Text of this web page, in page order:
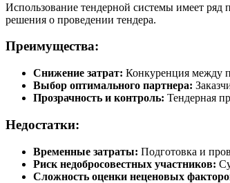
Использование тендерной системы имеет
решения о проведении тендера.
Преимущества:
Снижение затрат: Конкуренция между
Выбор оптимального партнера:
Прозрачность и контроль: Тендерная
Недостатки:
Временные затраты: Подготовка и
Риск недобросовестных участников:
Сложность оценки неценовых